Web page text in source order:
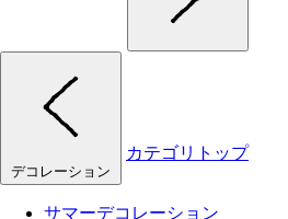
デコレーション
カテゴリトップ
サマーデコレーション